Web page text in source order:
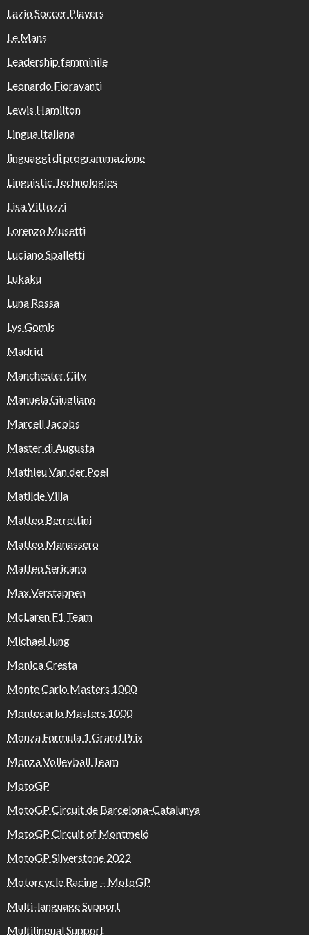
Lazio Soccer Players
Le Mans
Leadership femminile
Leonardo Fioravanti
Lewis Hamilton
Lingua Italiana
linguaggi di programmazione
Linguistic Technologies
Lisa Vittozzi
Lorenzo Musetti
Luciano Spalletti
Lukaku
Luna Rossa
Lys Gomis
Madrid
Manchester City
Manuela Giugliano
Marcell Jacobs
Master di Augusta
Mathieu Van der Poel
Matilde Villa
Matteo Berrettini
Matteo Manassero
Matteo Sericano
Max Verstappen
McLaren F1 Team
Michael Jung
Monica Cresta
Monte Carlo Masters 1000
Montecarlo Masters 1000
Monza Formula 1 Grand Prix
Monza Volleyball Team
MotoGP
MotoGP Circuit de Barcelona-Catalunya
MotoGP Circuit of Montmeló
MotoGP Silverstone 2022
Motorcycle Racing – MotoGP
Multi-language Support
Multilingual Support